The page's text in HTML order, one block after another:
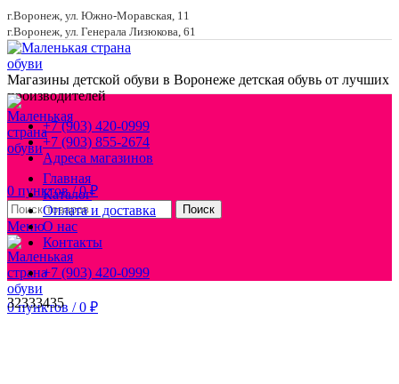
г.Воронеж, ул. Южно-Моравская, 11
г.Воронеж, ул. Генерала Лизюкова, 61
Магазины детской обуви в Воронеже детская обувь от лучших
производителей
+7 (903) 420-0999
+7 (903) 855-2674
Адреса магазинов
0 пунктов / 0₽
Поиск
Меню
0пунктов / 0 ₽
Главная
Каталог
Оплата и доставка
О нас
Контакты
+7 (903) 420-0999
32333435